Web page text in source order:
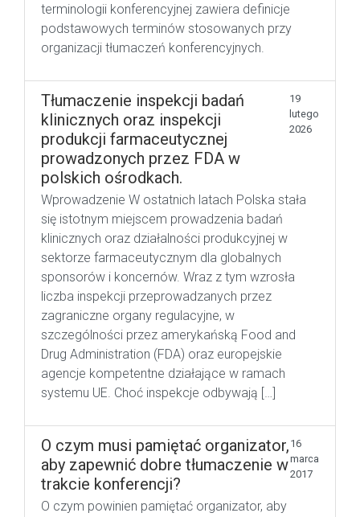
terminologii konferencyjnej zawiera definicje
podstawowych terminów stosowanych przy
organizacji tłumaczeń konferencyjnych.
Tłumaczenie inspekcji badań
klinicznych oraz inspekcji
produkcji farmaceutycznej
prowadzonych przez FDA w
polskich ośrodkach.
19
lutego
2026
Wprowadzenie W ostatnich latach Polska stała
się istotnym miejscem prowadzenia badań
klinicznych oraz działalności produkcyjnej w
sektorze farmaceutycznym dla globalnych
sponsorów i koncernów. Wraz z tym wzrosła
liczba inspekcji przeprowadzanych przez
zagraniczne organy regulacyjne, w
szczególności przez amerykańską Food and
Drug Administration (FDA) oraz europejskie
agencje kompetentne działające w ramach
systemu UE. Choć inspekcje odbywają […]
O czym musi pamiętać organizator,
aby zapewnić dobre tłumaczenie w
trakcie konferencji?
16
marca
2017
O czym powinien pamiętać organizator, aby